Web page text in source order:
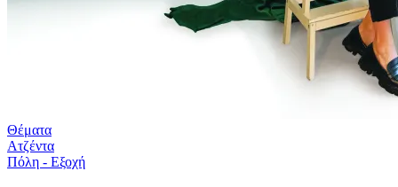
Θέματα
Ατζέντα
Πόλη - Εξοχή